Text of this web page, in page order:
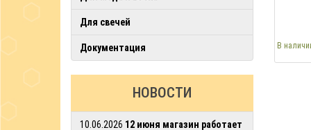
Для свечей
Документация
НОВОСТИ
10.06.2026 12 июня магазин работает
В